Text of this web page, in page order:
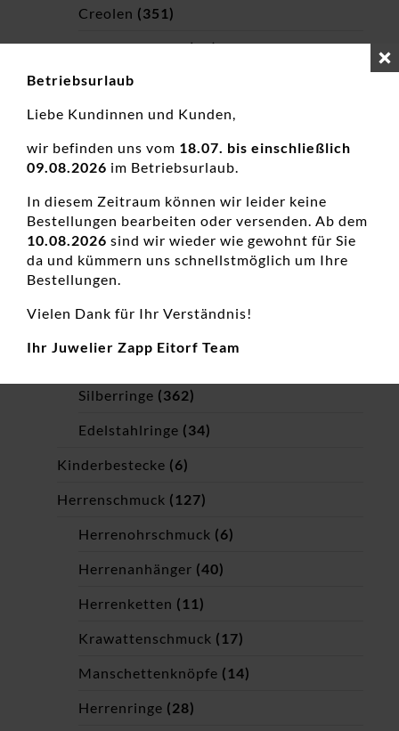
Creolen (351)
Kinderohrringe (68)
Weißgold
Kinderschmuck (155)
Ringe (819)
Zirkonia Ringe (269)
Farbedelstein Ringe (248)
Kinderringe
Weißgoldringe
Silberringe (362)
Edelstahlringe (34)
Kinderbestecke (6)
Herrenschmuck (127)
Herrenohrschmuck (6)
Herrenanhänger (40)
Herrenketten (11)
Krawattenschmuck (17)
Manschettenknöpfe (14)
Herrenringe (28)
Betriebsurlaub
Liebe Kundinnen und Kunden,
wir befinden uns vom 18.07. bis einschließlich
09.08.2026 im Betriebsurlaub.
In diesem Zeitraum können wir leider keine
Bestellungen bearbeiten oder versenden. Ab dem
10.08.2026 sind wir wieder wie gewohnt für Sie
da und kümmern uns schnellstmöglich um Ihre
Bestellungen.
Vielen Dank für Ihr Verständnis!
Ihr Juwelier Zapp Eitorf Team